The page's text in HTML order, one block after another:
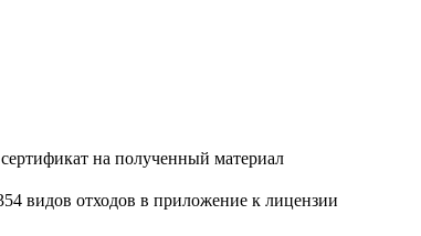
на полученный материал
видов отходов в приложение к лицензии